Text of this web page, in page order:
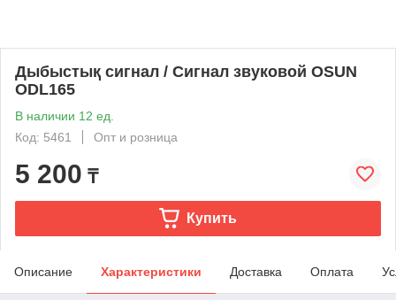
Дыбыстық сигнал / Сигнал звуковой OSUN
ODL165
В наличии 12 ед.
Код: 5461
Опт и розница
5 200 ₸
Купить
Описание Характеристики Доставка Оплата